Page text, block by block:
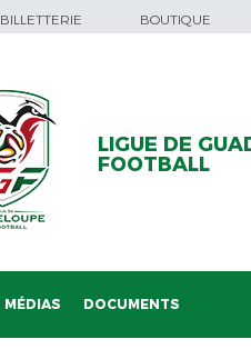
BILLETTERIE BOUTIQUE
LIGUE DE
FOOTBALL
MÉDIAS DOCUMENTS